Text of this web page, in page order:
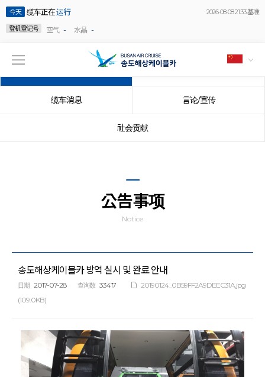
今天 缆车正在运行
2026-08-08 21:33 基准
登机登记号
空气 - 水晶 -
缆车消息 言论/宣传
社会贡献
公告事项
Notice
송도해상케이블카 방역 실시 및 완료 안내
日期 2017-07-28 查询数 33417
20190124_0B59FF2A9DEEC31A.jpg
(109.0KB)